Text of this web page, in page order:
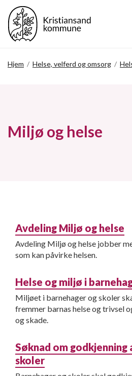
Hjem / Helse, velferd og omsorg /
Miljø og helse
Avdeling Miljø og helse
Avdeling Miljø og helse jobber
som kan påvirke helsen.
Helse og miljø i
Miljøet i barnehager og skoler
fremmer barnas helse og trivsel
og skade.
Søknad om godkjenning
skoler